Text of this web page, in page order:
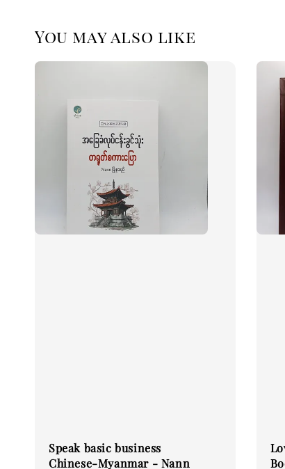
You may also like
Speak basic business
Chinese-Myanmar - Nann